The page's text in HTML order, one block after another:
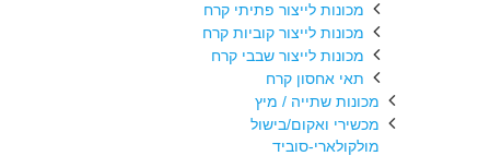
מכונות לייצור פתיתי קרח
מכונות לייצור קוביות קרח
מכונות לייצור שבבי קרח
תאי אחסון קרח
מכונות שתייה / מיץ
מכשירי ואקום/בישול
מולקולארי-סוביד